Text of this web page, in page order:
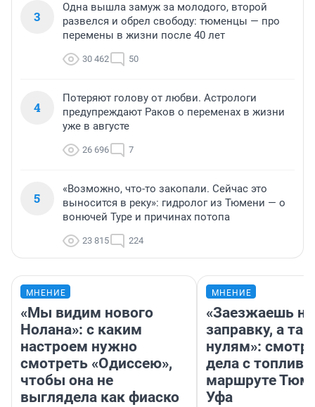
3
Одна вышла замуж за молодого, второй
развелся и обрел свободу: тюменцы — про
перемены в жизни после 40 лет
30 462 50
4
Потеряют голову от любви. Астрологи
предупреждают Раков о переменах в жизни
уже в августе
26 696 7
5
«Возможно, что-то закопали. Сейчас это
выносится в реку»: гидролог из Тюмени — о
вонючей Туре и причинах потопа
23 815 224
МНЕНИЕ
«Мы видим нового
Нолана»: с каким
настроем нужно
смотреть «Одиссею»,
чтобы она не
выглядела как фиаско
МНЕНИЕ
«Заезжаешь на
заправку, а
нулям»:
дела с
маршруте
Уфа